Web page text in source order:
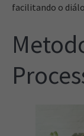
facilitando o